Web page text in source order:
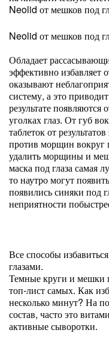
Neolid от мешков под
Neolid от мешков под
Обладает
эффективно избавляет
оказывают
систему, а это
результате появляются
уголках глаз. От губ
таблеток от
против морщин вокруг
удалить морщины и
маска под глаза самая
то наутро могут
появились синяки под
неприятности
Все способы
глазами.
Темные круги и мешки
топ-лист самых. Как
несколько минут? На
состав, часто это
активные сыворотки.